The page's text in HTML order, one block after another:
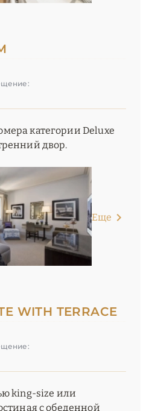
категории Deluxe
двор.
Еще
WITH TERRACE
king-size или
с обеденной